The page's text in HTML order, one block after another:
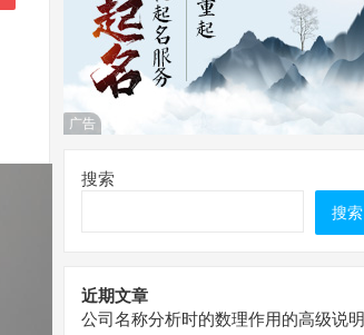
广告
搜索
搜索
近期文章
公司名称分析时的数理作用的高级说明